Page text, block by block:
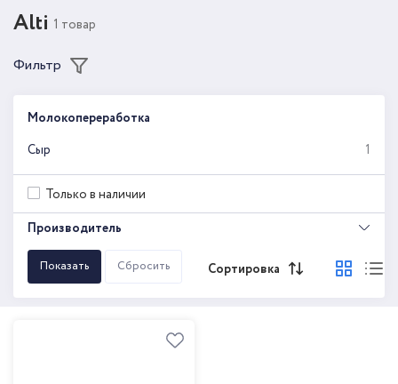
Alti 1 товар
Сортировка
Фильтр
Молокопереработка
Сыр
1
Только в наличии
Производитель